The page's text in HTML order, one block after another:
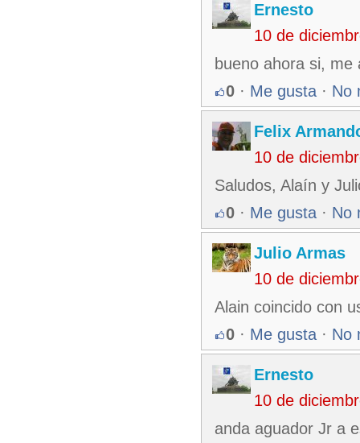
Ernesto
10 de
bueno ahora si, me
0 · Me gusta · No
Felix
10 de
Saludos, Alaín y
0 · Me gusta · No
Julio Armas
10 de
Alain coincido con
0 · Me gusta · No
Ernesto
10 de
anda aguador Jr a